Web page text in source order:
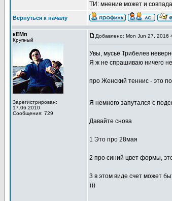
ТИ: мнение может и
Вернуться к началу
кЕМп
Крупный
Зарегистрирован:
17.06.2010
Сообщения: 729
Добавлено: Mon Jun 27, 2016
Увы, мусье Трибелев
Я ж не спрашиваю ничего
про Женский теннис - это
Я немного запутался с
Давайте снова
1 Это про 28мая
2 про синий цвет формы,
3 в этом виде счет может
)))